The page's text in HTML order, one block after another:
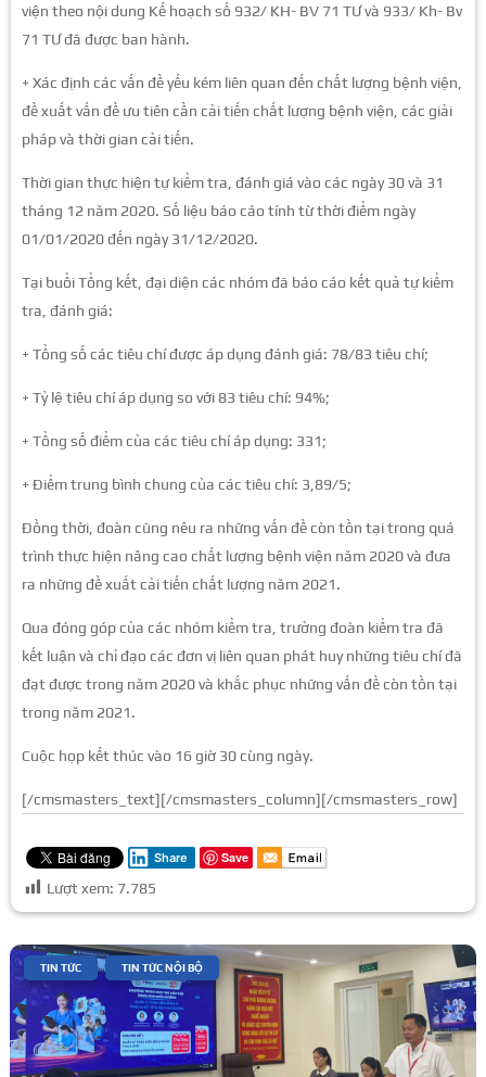
viện theo nội dung Kế hoạch số 932/ KH- BV 71 TƯ và 933/ Kh- Bv
71 TƯ đã được ban hành.
+ Xác định các vấn đề yếu kém liên quan đến chất lượng bệnh viện,
đề xuất vấn đề ưu tiên cần cải tiến chất lượng bệnh viện, các giải
pháp và thời gian cải tiến.
Thời gian thực hiện tự kiểm tra, đánh giá vào các ngày 30 và 31
tháng 12 năm 2020. Số liệu báo cáo tính từ thời điểm ngày
01/01/2020 đến ngày 31/12/2020.
Tại buổi Tổng kết, đại diện các nhóm đã báo cáo kết quả tự kiểm
tra, đánh giá:
+ Tổng số các tiêu chí được áp dụng đánh giá: 78/83 tiêu chí;
+ Tỷ lệ tiêu chí áp dụng so với 83 tiêu chí: 94%;
+ Tổng số điểm của các tiêu chí áp dụng: 331;
+ Điểm trung bình chung của các tiêu chí: 3,89/5;
Đồng thời, đoàn cũng nêu ra những vấn đề còn tồn tại trong quá
trình thực hiện nâng cao chất lượng bệnh viện năm 2020 và đưa
ra những đề xuất cải tiến chất lượng năm 2021.
Qua đóng góp của các nhóm kiểm tra, trưởng đoàn kiểm tra đã
kết luận và chỉ đạo các đơn vị liên quan phát huy những tiêu chí đã
đạt được trong năm 2020 và khắc phục những vấn đề còn tồn tại
trong năm 2021.
Cuộc họp kết thúc vào 16 giờ 30 cùng ngày.
[/cmsmasters_text][/cmsmasters_column][/cmsmasters_row]
Share Save
Lượt xem: 7.785
TIN TỨC TIN TỨC NỘI BỘ